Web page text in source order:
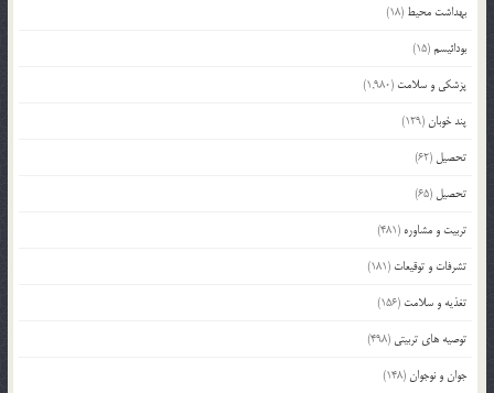
بهداشت محیط (18)
بودائیسم(15)
پزشکی و سلامت (1,980)
پند خوبان (129)
تحصیل (62)
تحصیل (65)
تربیت و مشاوره (481)
تشرفات و توقیعات (181)
تغذیه و سلامت (156)
توصیه های تربیتی (498)
جوان و نوجوان (148)